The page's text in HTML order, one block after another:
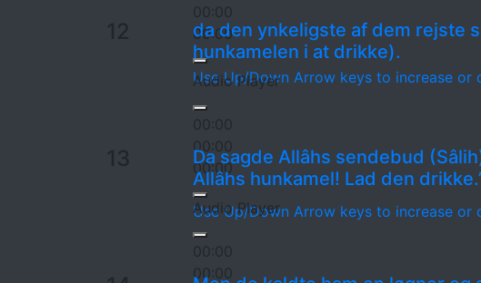
00:00
00:00
Use Up/Down Arrow keys to increase or
12
da den ynkeligste af dem rejste
hunkamelen i at drikke).
Audio Player
00:00
00:00
00:00
Use Up/Down Arrow keys to increase or
13
Da sagde Allâhs sendebud
Allâhs hunkamel! Lad den
Audio Player
00:00
00:00